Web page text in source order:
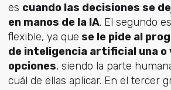
es cuando las decisiones se
en manos de la IA. El segundo
flexible, ya que se le pide al
de inteligencia artificial una o
opciones, siendo la parte
cuál de ellas aplicar. En el tercer